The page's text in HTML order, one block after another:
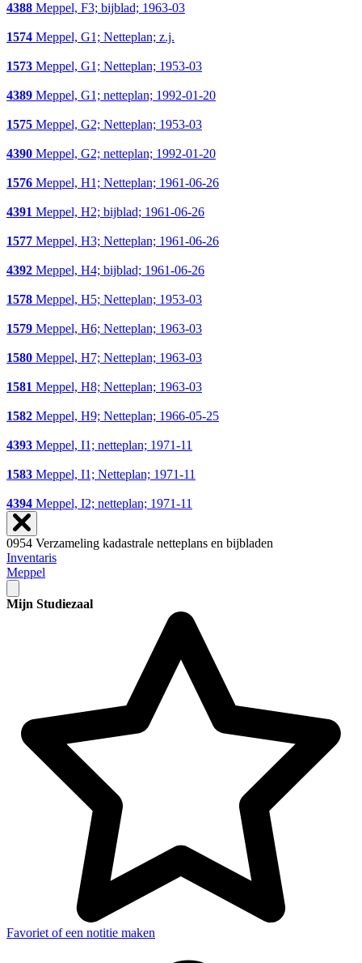
4388 Meppel, F3; bijblad; 1963-03
1574 Meppel, G1; Netteplan; z.j.
1573 Meppel, G1; Netteplan; 1953-03
4389 Meppel, G1; netteplan; 1992-01-20
1575 Meppel, G2; Netteplan; 1953-03
4390 Meppel, G2; netteplan; 1992-01-20
1576 Meppel, H1; Netteplan; 1961-06-26
4391 Meppel, H2; bijblad; 1961-06-26
1577 Meppel, H3; Netteplan; 1961-06-26
4392 Meppel, H4; bijblad; 1961-06-26
1578 Meppel, H5; Netteplan; 1953-03
1579 Meppel, H6; Netteplan; 1963-03
1580 Meppel, H7; Netteplan; 1963-03
1581 Meppel, H8; Netteplan; 1963-03
1582 Meppel, H9; Netteplan; 1966-05-25
4393 Meppel, I1; netteplan; 1971-11
1583 Meppel, I1; Netteplan; 1971-11
4394 Meppel, I2; netteplan; 1971-11
0954 Verzameling kadastrale netteplans en bijbladen
Inventaris
Meppel
Mijn Studiezaal
Favoriet of een notitie maken